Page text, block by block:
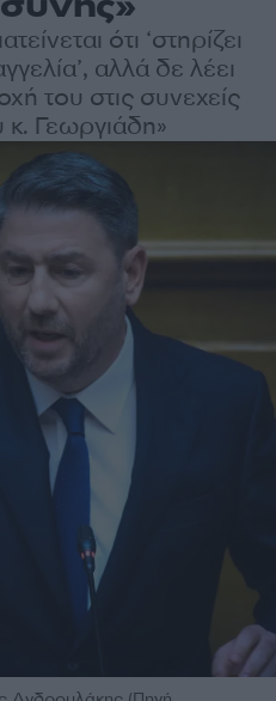
ότι ‘στηρίζει
αλλά δε λέει
του στις συνεχείς
κ. Γεωργιάδη»